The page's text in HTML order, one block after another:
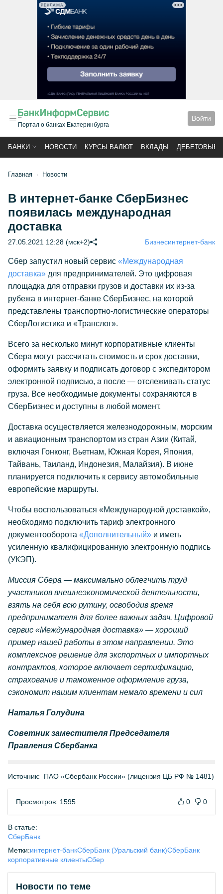
РЕКЛАМА
Портал о банках Екатеринбурга
Войти
БАНКИ НОВОСТИ КУРСЫ ВАЛЮТ ВКЛАДЫ ДЕБЕТОВЫЕ
Главная Новости
В интернет-банке СберБизнес
появилась международная
доставка
27.05.2021 12:28 (мск+2) Бизнесинтернет-банк
Сбер запустил новый сервис «Международная
доставка» для предпринимателей. Это цифровая
площадка для отправки грузов и доставки их из-за
рубежа в интернет-банке СберБизнес, на которой
представлены транспортно-логистические операторы
СберЛогистика и «Транслог».
Всего за несколько минут корпоративные клиенты
Сбера могут рассчитать стоимость и срок доставки,
оформить заявку и подписать договор с экспедитором
электронной подписью, а после — отслеживать статус
груза. Все необходимые документы сохраняются в
СберБизнес и доступны в любой момент.
Доставка осуществляется железнодорожным, морским
и авиационным транспортом из стран Азии (Китай,
включая Гонконг, Вьетнам, Южная Корея, Япония,
Тайвань, Таиланд, Индонезия, Малайзия). В июне
планируется подключить к сервису автомобильные
европейские маршруты.
Чтобы воспользоваться «Международной доставкой»,
необходимо подключить тариф электронного
документооборота «Дополнительный» и иметь
усиленную квалифицированную электронную подпись
(УКЭП).
Миссия Сбера — максимально облегчить труд
участников внешнеэкономической деятельности,
взять на себя всю рутину, освободив время
предпринимателя для более важных задач. Цифровой
сервис «Международная доставка» — хороший
пример нашей работы в этом направлении. Это
комплексное решение для экспортных и импортных
контрактов, которое включает сертификацию,
страхование и таможенное оформление груза,
сэкономит нашим клиентам немало времени и сил
Наталья Голудина
Советник заместителя Председателя
Правления Сбербанка
Источник: ПАО «Сбербанк России» (лицензия ЦБ РФ № 1481)
Просмотров: 1595 0 0
В статье:
СберБанк
Метки:интернет-банкСберБанк (Уральский банк)СберБанк
корпоративные клиентыСбер
Новости по теме